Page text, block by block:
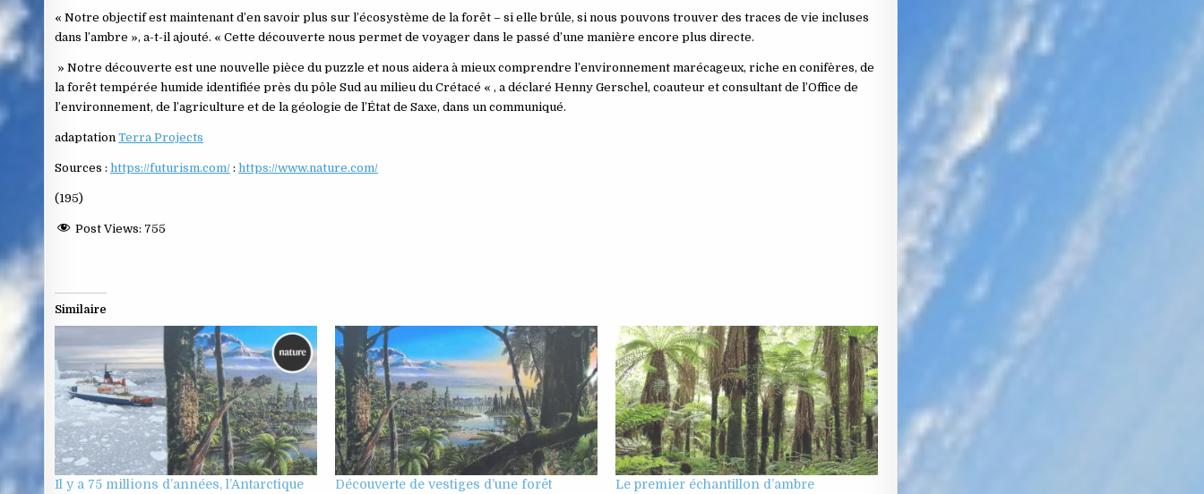
« Notre objectif est maintenant d’en savoir plus sur l’écosystème de la forêt – si elle brûle, si nous pouvons trouver des traces de vie incluses
dans l’ambre », a-t-il ajouté. « Cette découverte nous permet de voyager dans le passé d’une manière encore plus directe.
» Notre découverte est une nouvelle pièce du puzzle et nous aidera à mieux comprendre l’environnement marécageux, riche en conifères, de
la forêt tempérée humide identifiée près du pôle Sud au milieu du Crétacé « , a déclaré Henny Gerschel, coauteur et consultant de l’Office de
l’environnement, de l’agriculture et de la géologie de l’État de Saxe, dans un communiqué.
adaptationTerra Projects
Sources :https://futurism.com/ :https://www.nature.com/
(195)
Post Views: 755
Similaire
Il y a 75 millions d’années, l’Antarctique
Découverte de vestiges d’une forêt
Le premier échantillon d’ambre